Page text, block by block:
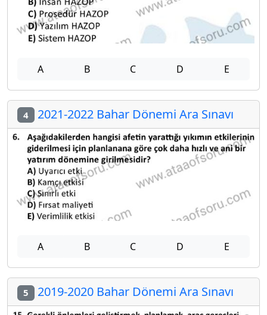
A B C D E
4 2021-2022 Bahar Dönemi Ara Sınavı
A B C D E
5 2019-2020 Bahar Dönemi Ara Sınavı